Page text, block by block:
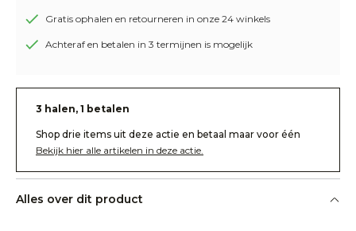
Gratis ophalen en retourneren in onze 24 winkels
Achteraf en betalen in 3 termijnen is mogelijk
3 halen, 1 betalen
Shop drie items uit deze actie en betaal maar voor één
Bekijk hier alle artikelen in deze actie.
Alles over dit product